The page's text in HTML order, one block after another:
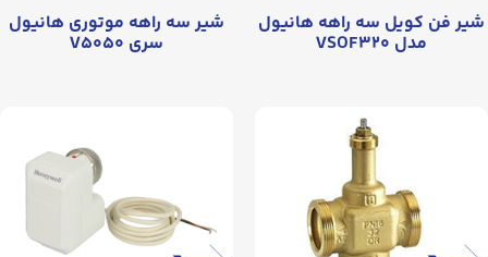
شیر فن کویل سه راهه هانیول
مدل VSOF۳۲۰
شیر سه راهه موتوری هانیول
سری V۵۰۵۰